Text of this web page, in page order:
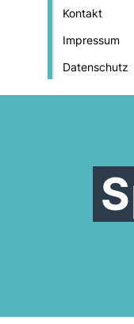
Kontakt
Impressum
Datenschutz